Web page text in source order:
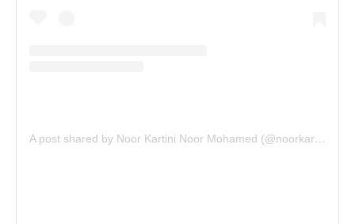
A post shared by Noor Kartini Noor Mohamed (@noorkartini)